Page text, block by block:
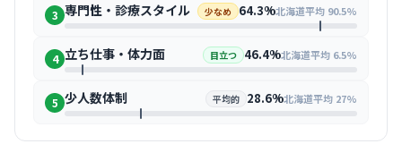
3 専門性・診療スタイル 少なめ 64.3%北海道平均 90.5%
4 立ち仕事・体力面 目立つ 46.4%北海道平均 6.5%
5 少人数体制 平均的 28.6%北海道平均 27%